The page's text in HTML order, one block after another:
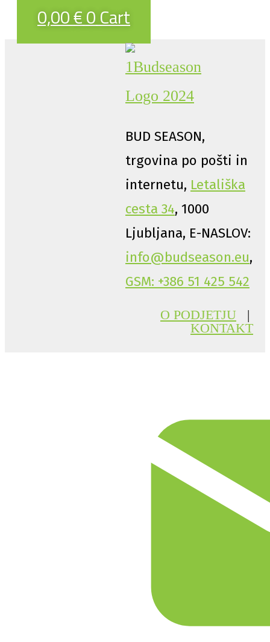
0,00€0Cart
BUD SEASON,
trgovina po pošti in
internetu, Letališka
cesta 34, 1000
Ljubljana, E-NASLOV:
info@budseason.eu,
GSM: +386 51 425 542
O PODJETJU |
KONTAKT